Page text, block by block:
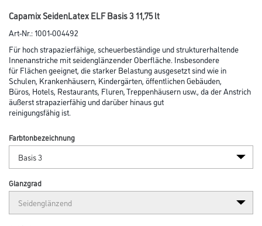
Capamix SeidenLatex ELF Basis 3 11,75 lt
Art-Nr.:1001-004492
Für hoch strapazierfähige, scheuerbeständige und strukturerhaltende
Innenanstriche mit seidenglänzender Oberfläche. Insbesondere
für Flächen geeignet, die starker Belastung ausgesetzt sind wie in
Schulen, Krankenhäusern, Kindergärten, öffentlichen Gebäuden,
Büros, Hotels, Restaurants, Fluren, Treppenhäusern usw., da der Anstrich
äußerst strapazierfähig und darüber hinaus gut
reinigungsfähig ist.
Farbtonbezeichnung
Glanzgrad